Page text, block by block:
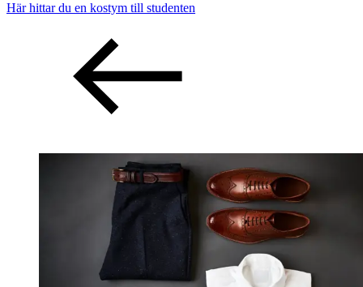
Här hittar du en kostym till studenten